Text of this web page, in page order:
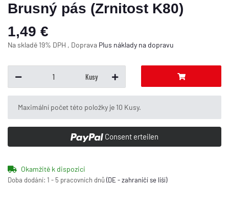
Brusný pás (Zrnitost K80)
1,49 €
Na skladě 19% DPH , Doprava Plus náklady na dopravu
Kusy
x
Maximální počet této položky je 10 Kusy.
Consent erteilen
Okamžitě k dispozici
Doba dodání: 1 - 5 pracovních dnů (DE - zahraničí se liší)